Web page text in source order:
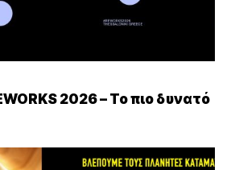
2026 – Το πιο δυνατό